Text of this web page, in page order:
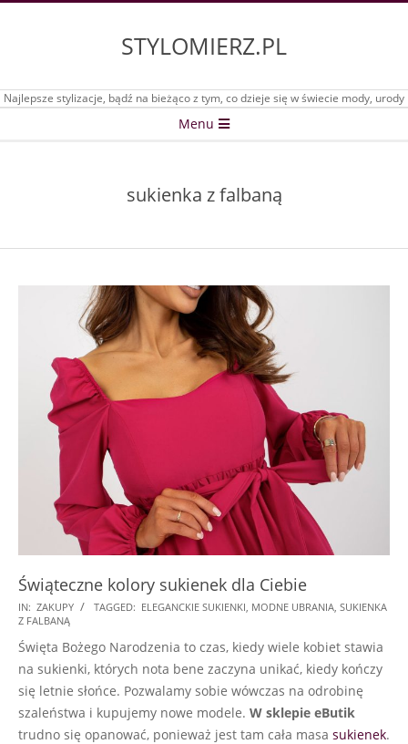
STYLOMIERZ.PL
Najlepsze stylizacje, bądź na bieżąco z tym, co dzieje się w świecie mody, urody
Menu
sukienka z falbaną
Świąteczne kolory sukienek dla Ciebie
2025-
12-
03
IN: ZAKUPY TAGGED: ELEGANCKIE SUKIENKI MODNE UBRANIA SUKIENKA
Z FALBANĄ
Święta Bożego Narodzenia to czas, kiedy wiele kobiet stawia
na sukienki, których nota bene zaczyna unikać, kiedy kończy
się letnie słońce. Pozwalamy sobie wówczas na odrobinę
szaleństwa i kupujemy nowe modele. W sklepie eButik
trudno się opanować, ponieważ jest tam cała masa sukienek.